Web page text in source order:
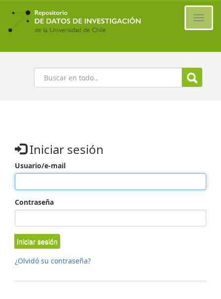
Ir
contenido
principal
Buscar
Iniciar sesión
Usuario/e-mail
Contraseña
Iniciar sesión
¿Olvidó su contraseña?